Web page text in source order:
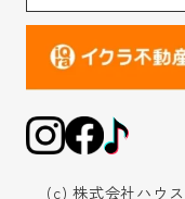
(c) 株式会社ハウ